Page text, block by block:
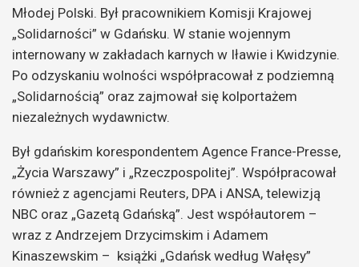
Młodej Polski. Był pracownikiem Komisji Krajowej
„Solidarności” w Gdańsku. W stanie wojennym
internowany w zakładach karnych w Iławie i Kwidzynie.
Po odzyskaniu wolności współpracował z podziemną
„Solidarnością” oraz zajmował się kolportażem
niezależnych wydawnictw.
Był gdańskim korespondentem Agence France-Presse,
„Życia Warszawy” i „Rzeczpospolitej”. Współpracował
również z agencjami Reuters, DPA i ANSA, telewizją
NBC oraz „Gazetą Gdańską”. Jest współautorem –
wraz z Andrzejem Drzycimskim i Adamem
Kinaszewskim – książki „Gdańsk według Wałęsy”